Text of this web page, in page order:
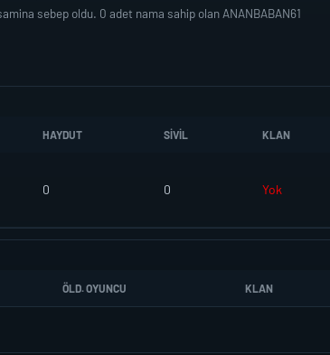
sebep oldu. 0 adet nama sahip olan ANANBABAN61
HAYDUT SIVIL KLAN
0 0 Yok
ÖLD. OYUNCU KLAN